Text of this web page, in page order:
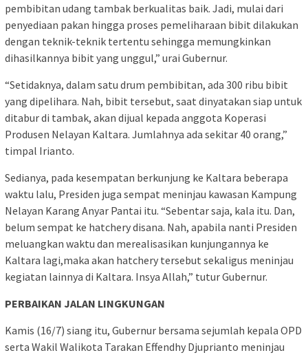
pembibitan udang tambak berkualitas baik. Jadi, mulai dari
penyediaan pakan hingga proses pemeliharaan bibit dilakukan
dengan teknik-teknik tertentu sehingga memungkinkan
dihasilkannya bibit yang unggul,” urai Gubernur.
“Setidaknya, dalam satu drum pembibitan, ada 300 ribu bibit
yang dipelihara. Nah, bibit tersebut, saat dinyatakan siap untuk
ditabur di tambak, akan dijual kepada anggota Koperasi
Produsen Nelayan Kaltara. Jumlahnya ada sekitar 40 orang,”
timpal Irianto.
Sedianya, pada kesempatan berkunjung ke Kaltara beberapa
waktu lalu, Presiden juga sempat meninjau kawasan Kampung
Nelayan Karang Anyar Pantai itu. “Sebentar saja, kala itu. Dan,
belum sempat ke hatchery disana. Nah, apabila nanti Presiden
meluangkan waktu dan merealisasikan kunjungannya ke
Kaltara lagi,maka akan hatchery tersebut sekaligus meninjau
kegiatan lainnya di Kaltara. Insya Allah,” tutur Gubernur.
PERBAIKAN JALAN LINGKUNGAN
Kamis (16/7) siang itu, Gubernur bersama sejumlah kepala OPD
serta Wakil Walikota Tarakan Effendhy Djuprianto meninjau